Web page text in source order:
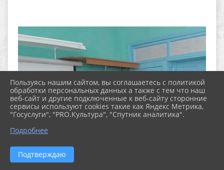
Пользуясь нашим сайтом, вы соглашаетесь с политикой
обработки персональных данных а также с тем что наш
веб-сайт и другие подключенные к веб-сайту сторонние
сервисы используют cookies такие как Яндекс Метрика,
"Госуслуги", "PRO.Культура", "Спутник аналитика".
Подробнее
Подтверждаю